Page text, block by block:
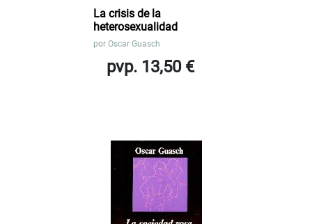
La crisis de la
heterosexualidad
por Oscar Guasch
pvp. 13,50 €